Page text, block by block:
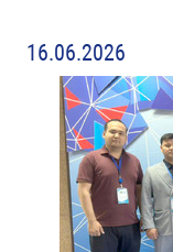
16.06.2026